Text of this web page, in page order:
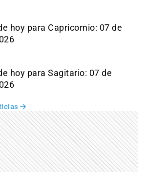
hoy para Capricornio: 07 de
hoy para Sagitario: 07 de